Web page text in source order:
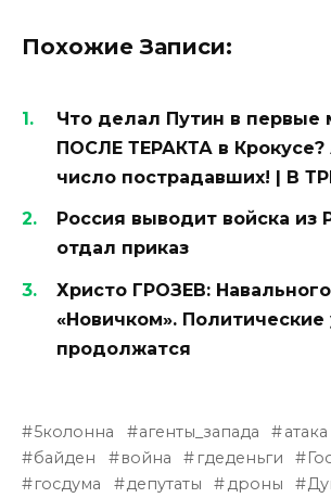
Похожие Записи:
Что делал Путин в первые
ПОСЛЕ ТЕРАКТА в Крокусе?
число пострадавших! | В
Россия выводит войска из
отдал приказ
Христо ГРОЗЕВ:
«Новичком». Политические
продолжатся
5колонна агенты_запада
байден
война гдеденьги
госдума
депутаты дроны